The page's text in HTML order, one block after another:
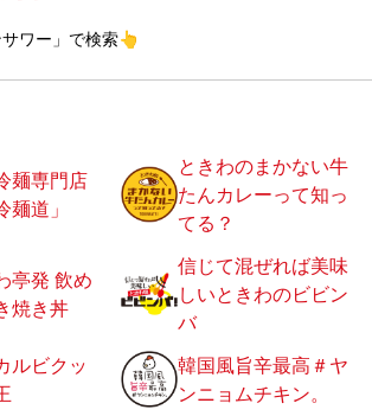
ワー」で検索👆
麺専門店
麺道」
ときわのまかない牛
たんカレーって知っ
てる？
亭発 飲め
焼き丼
信じて混ぜれば美味
しいときわのビビン
バ
ルビクッ
韓国風旨辛最高＃ヤ
ンニョムチキン。